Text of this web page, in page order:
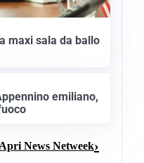
maxi sala da ballo
emiliano,
Apri News Netweek